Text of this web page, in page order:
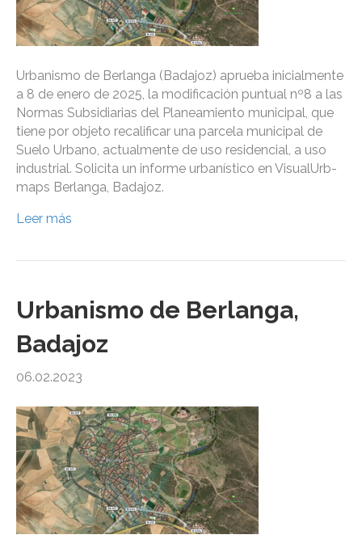
Urbanismo de Berlanga (Badajoz) aprueba inicialmente
a 8 de enero de 2025, la modificación puntual nº8 a las
Normas Subsidiarias del Planeamiento municipal, que
tiene por objeto recalificar una parcela municipal de
Suelo Urbano, actualmente de uso residencial, a uso
industrial. Solicita un informe urbanístico en VisualUrb-
maps Berlanga, Badajoz.
Leer más
Urbanismo de Berlanga,
Badajoz
06.02.2023